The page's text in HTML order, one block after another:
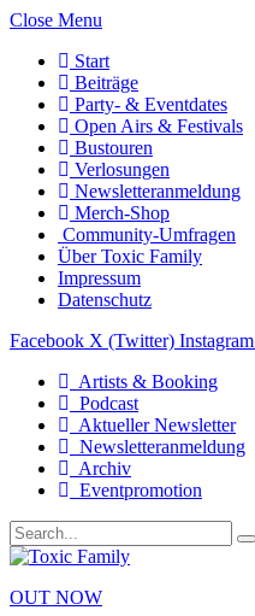
Close Menu
Start
Beiträge
Party- & Eventdates
Open Airs & Festivals
Bustouren
Verlosungen
Newsletteranmeldung
Merch-Shop
Community-Umfragen
Über Toxic Family
Impressum
Datenschutz
Facebook X (Twitter) Instagram
Artists & Booking
Podcast
Aktueller Newsletter
Newsletteranmeldung
Archiv
Eventpromotion
OUT NOW